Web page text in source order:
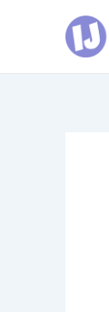
contenido